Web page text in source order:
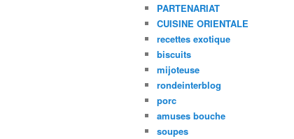
PARTENARIAT
CUISINE ORIENTALE
recettes exotique
biscuits
mijoteuse
rondeinterblog
porc
amuses bouche
soupes